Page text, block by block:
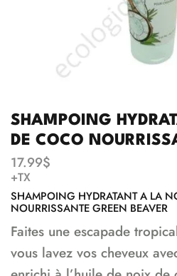
SHAMPOING
DE COCO
17.99$
+TX
SHAMPOING HYDRATANT A LA
NOURRISSANTE GREEN BEAVER
Faites une escapade
vous lavez vos cheveux